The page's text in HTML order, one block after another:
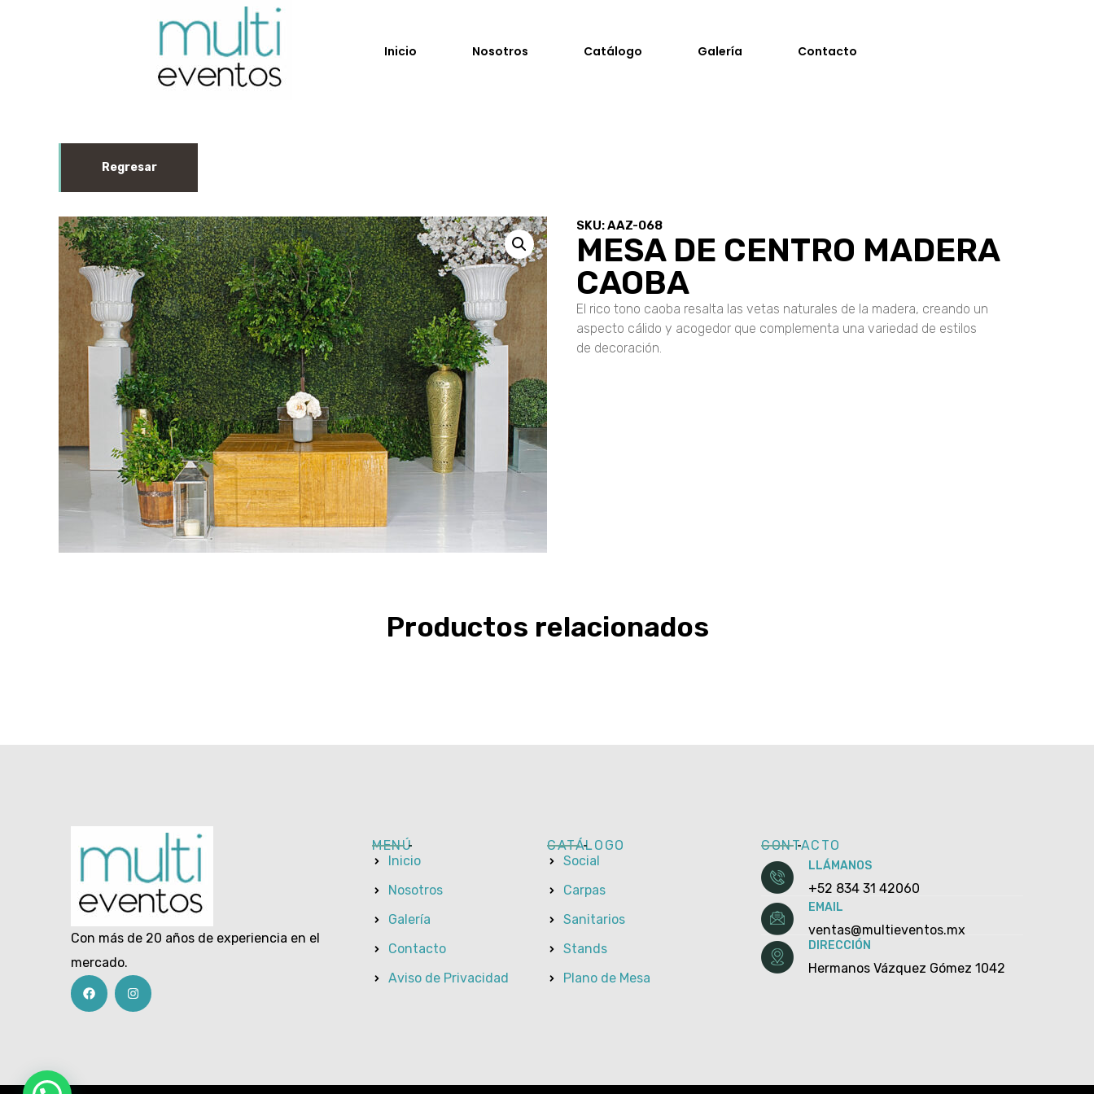
Inicio Nosotros Catálogo Galería Contacto
SKU: AAZ-068
MESA DE CENTRO MADERA
CAOBA
El rico tono caoba resalta las vetas naturales de la madera, creando un
aspecto cálido y acogedor que complementa una variedad de estilos
de decoración.
Productos relacionados
Con más de 20 años de experiencia en el
mercado.
MENÚ
Inicio
Nosotros
Galería
Contacto
Aviso de Privacidad
CATÁLOGO
Social
Carpas
Sanitarios
Stands
Plano de Mesa
CONTACTO
LLÁMANOS
+52 834 31 42060
EMAIL
ventas@multieventos.mx
DIRECCIÓN
Hermanos Vázquez Gómez 1042